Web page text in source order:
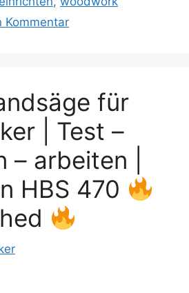
Kommentar
für
| Test –
– arbeiten |
HBS 470